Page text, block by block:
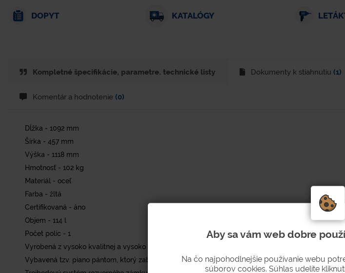
DOPYT KATALÓGY
Kompletné špecifikácie, parametre. technické listy Dokumenty k stiahnutiu (1)
Komentár a hodnotenie (0)
Dĺžka - 1092 mm
Šírka - 457 mm
Výška - 1118 mm
Hmotnosť - 102 kg
Materiál - oceľ
Farba - žltá
Certifikovaná - áno
Objem - 114 l
Počet políc - 1
Vyrobená z vysoko kvalitnej a vysoko odolnej ocele - hrúbka plášťa 1 mm.
Vybavená tzv. piano pántom, ktorý zabezpečuje pevné zavesenie dvier - v prípade požiaru
Aby sa vám web dobre
Na čo najpohodlnejšie používanie webu
súborov cookies. Súhlas udelíte